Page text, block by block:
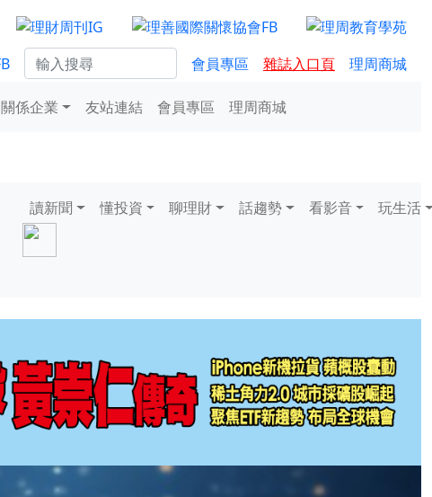
會員專區 雜誌入口頁 理周商城
關係企業 友站連結 會員專區 理周商城
讀新聞 懂投資 聊理財 話趨勢 看影音 玩生活